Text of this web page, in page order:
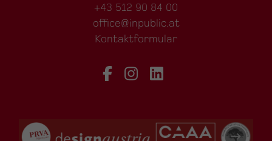
+43 512 90 84 00
office@inpublic.at
Kontaktformular